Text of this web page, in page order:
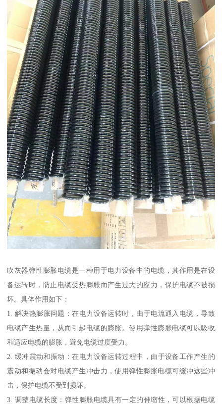
吹灰器弹性膨胀电缆是一种用于电力设备中的电缆，其作用是在设
备运转时，防止电缆受热膨胀而产生过大的应力，保护电缆不被损
坏。具体作用如下：
1. 解决热膨胀问题：在电力设备运转时，由于电流通入电缆，导致
电缆产生热量，从而引起电缆的膨胀。使用弹性膨胀电缆可以吸收
和适应电缆的膨胀，避免电缆过度受力。
2. 缓冲震动和振动：在电力设备运转过程中，由于设备工作产生的
震动和振动会对电缆产生冲击力，使用弹性膨胀电缆可缓冲这些冲
击，保护电缆不受到损坏。
3. 调整电缆长度：弹性膨胀电缆具有一定的伸缩性，可以根据电缆